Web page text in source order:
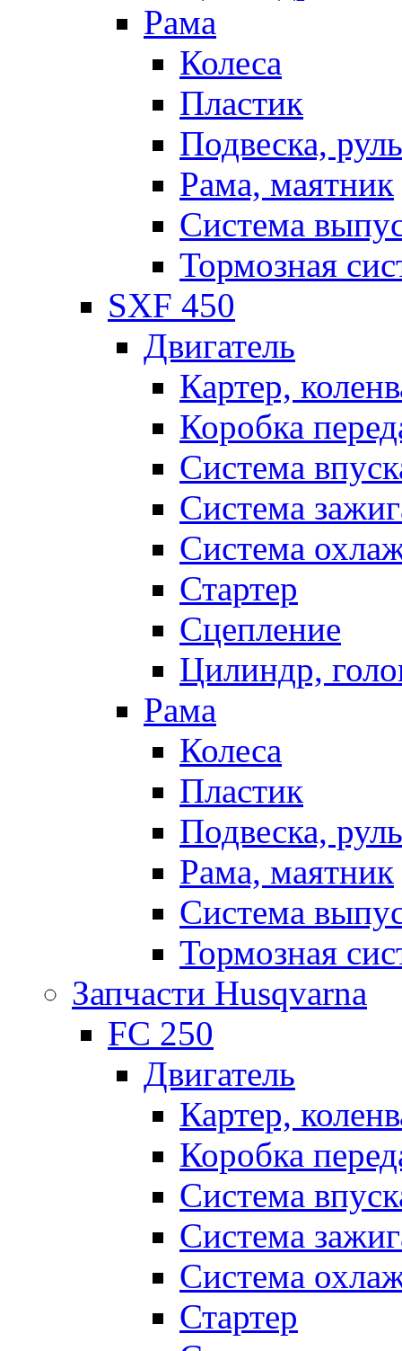
Рама
Колеса
Пластик
Подвеска, руль
Рама, маятник
Система
Тормозная
SXF 450
Двигатель
Картер,
Коробка
Система
Система
Система
Стартер
Сцепление
Цилиндр,
Рама
Колеса
Пластик
Подвеска, руль
Рама, маятник
Система
Тормозная
Запчасти Husqvarna
FC 250
Двигатель
Картер,
Коробка
Система
Система
Система
Стартер